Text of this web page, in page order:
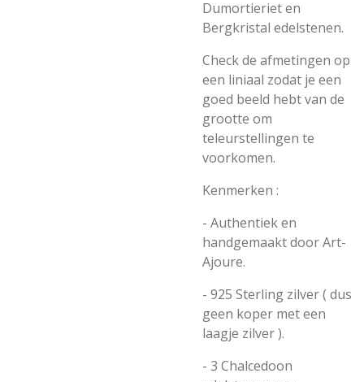
Dumortieriet en
Bergkristal edelstenen.
Check de afmetingen op
een liniaal zodat je een
goed beeld hebt van de
grootte om
teleurstellingen te
voorkomen.
Kenmerken :
- Authentiek en
handgemaakt doorArt-
Ajoure.
- 925 Sterling zilver ( dus
geen koper met een
laagje zilver ).
- 3 Chalcedoon